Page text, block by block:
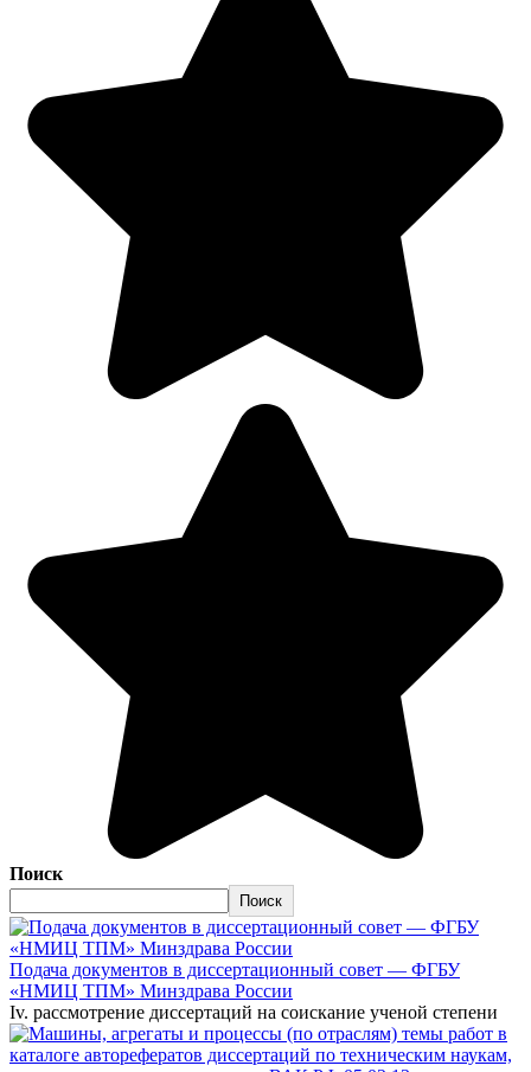
Поиск
Поиск
Подача документов в диссертационный совет — ФГБУ
«НМИЦ ТПМ» Минздрава России
Iv. рассмотрение диссертаций на соискание ученой степени